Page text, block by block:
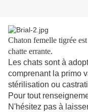
Chaton femelle tigrée
chatte errante.
Les chats sont à
comprenant la primo
stérilisation ou
Pour tout
N'hésitez pas à